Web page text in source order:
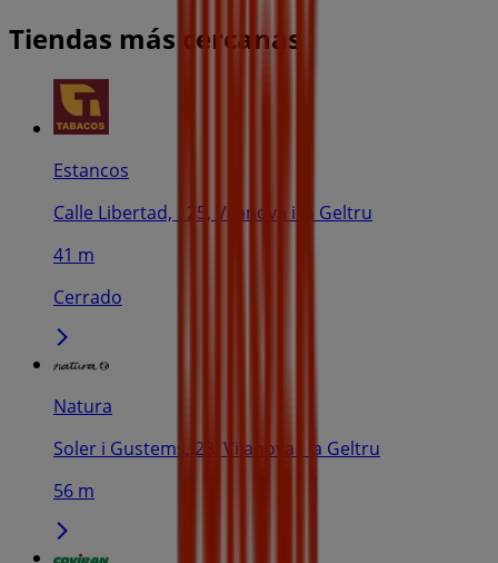
Tiendas más cercanas
Estancos
Calle Libertad, 125, Vilanova i la Geltru
41 m
Cerrado
Natura
Soler i Gustems, 23, Vilanova i la Geltru
56 m